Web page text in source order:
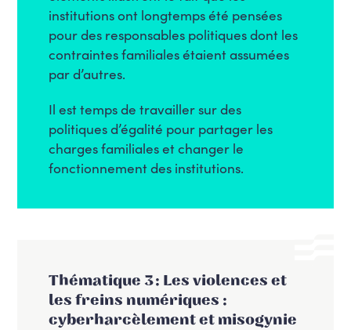
institutions ont longtemps été pensées
pour des responsables politiques dont les
contraintes familiales étaient assumées
par d’autres.
Il est temps de travailler sur des
politiques d’égalité pour partager les
charges familiales et changer le
fonctionnement des institutions.
Thématique 3 : Les violences et
les freins numériques :
cyberharcèlement et misogynie